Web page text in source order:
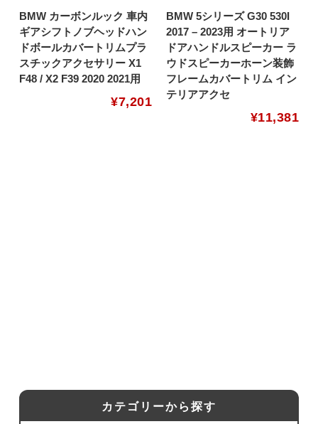
カテゴリーから探す
BMW カーボンルック 車内
ギアシフトノブヘッドハン
ドボールカバートリムプラ
スチックアクセサリー X1
F48 / X2 F39 2020 2021用
¥7,201
BMW 5シリーズ G30 530I
2017 – 2023用 オートリア
ドアハンドルスピーカー ラ
ウドスピーカーホーン装飾
フレームカバートリム イン
テリアアクセ
¥11,381